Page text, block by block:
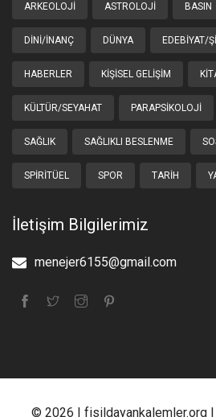
ARKEOLOJI ASTROLOJI BASIN
DINI/İNANÇ DÜNYA EDEBIYAT/
HABERLER KIŞISEL GELIŞIM
KÜLTÜR/SEYAHAT PARAPSIKOLOJI
SAĞLIK SAĞLIKLI BESLENME
SPIRITÜEL SPOR TARIH
İletişim Bilgilerimiz
menejer6155@gmail.com
© 2026 | fisildayankalemler.org |